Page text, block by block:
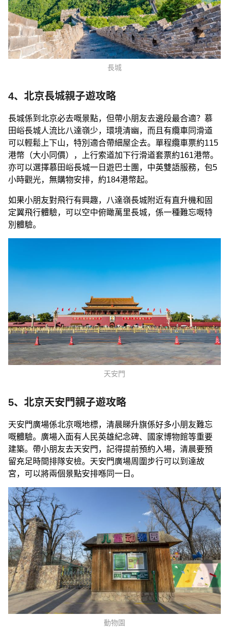
長城
4、北京長城親子遊攻略
長城係到北京必去嘅景點，但帶小朋友去邊段最合適？慕
田峪長城人流比八達嶺少，環境清幽，而且有纜車同滑道
可以輕鬆上下山，特別適合帶細屋企去。單程纜車票約115
港幣（大小同價），上行索道加下行滑道套票約161港幣。
亦可以選擇慕田峪長城一日遊巴士團，中英雙語服務，包5
小時觀光，無購物安排，約184港幣起。
如果小朋友對飛行有興趣，八達嶺長城附近有直升機和固
定翼飛行體驗，可以空中俯瞰萬里長城，係一種難忘嘅特
別體驗。
天安門
5、北京天安門親子遊攻略
天安門廣場係北京嘅地標，清晨睇升旗係好多小朋友難忘
嘅體驗。廣場入面有人民英雄紀念碑、國家博物館等重要
建築。帶小朋友去天安門，記得提前預約入場，清晨要預
留充足時間排隊安檢。天安門廣場周圍步行可以到達故
宮，可以將兩個景點安排喺同一日。
動物園